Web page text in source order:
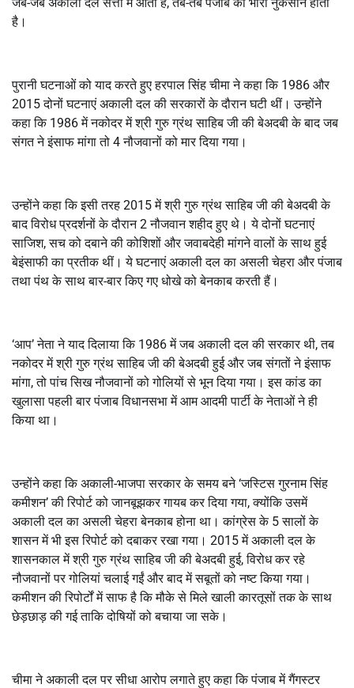
है।
पुरानी घटनाओं को याद करते हुए हरपाल सिंह चीमा ने कहा कि 1986 और
2015 दोनों घटनाएं अकाली दल की सरकारों के दौरान घटी थीं। उन्होंने
कहा कि 1986 में नकोदर में श्री गुरु ग्रंथ साहिब जी की बेअदबी के बाद जब
संगत ने इंसाफ मांगा तो 4 नौजवानों को मार दिया गया।
उन्होंने कहा कि इसी तरह 2015 में श्री गुरु ग्रंथ साहिब जी की बेअदबी के
बाद विरोध प्रदर्शनों के दौरान 2 नौजवान शहीद हुए थे। ये दोनों घटनाएं
साजिश, सच को दबाने की कोशिशों और जवाबदेही मांगने वालों के साथ हुई
बेइंसाफी का प्रतीक थीं। ये घटनाएं अकाली दल का असली चेहरा और पंजाब
तथा पंथ के साथ बार-बार किए गए धोखे को बेनकाब करती हैं।
‘आप’ नेता ने याद दिलाया कि 1986 में जब अकाली दल की सरकार थी, तब
नकोदर में श्री गुरु ग्रंथ साहिब जी की बेअदबी हुई और जब संगतों ने इंसाफ
मांगा, तो पांच सिख नौजवानों को गोलियों से भून दिया गया। इस कांड का
खुलासा पहली बार पंजाब विधानसभा में आम आदमी पार्टी के नेताओं ने ही
किया था।
उन्होंने कहा कि अकाली-भाजपा सरकार के समय बने ‘जस्टिस गुरनाम सिंह
कमीशन’ की रिपोर्ट को जानबूझकर गायब कर दिया गया, क्योंकि उसमें
अकाली दल का असली चेहरा बेनकाब होना था। कांग्रेस के 5 सालों के
शासन में भी इस रिपोर्ट को दबाकर रखा गया। 2015 में अकाली दल के
शासनकाल में श्री गुरु ग्रंथ साहिब जी की बेअदबी हुई, विरोध कर रहे
नौजवानों पर गोलियां चलाई गईं और बाद में सबूतों को नष्ट किया गया।
कमीशन की रिपोर्टों में साफ है कि मौके से मिले खाली कारतूसों तक के साथ
छेड़छाड़ की गई ताकि दोषियों को बचाया जा सके।
चीमा ने अकाली दल पर सीधा आरोप लगाते हुए कहा कि पंजाब में गैंगस्टर